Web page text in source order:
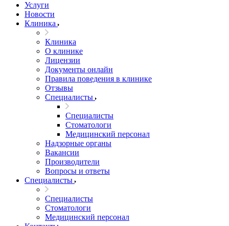
Услуги
Новости
Клиника
Клиника
О клинике
Лицензии
Документы онлайн
Правила поведения в клинике
Отзывы
Специалисты
Специалисты
Стоматологи
Медицинский персонал
Надзорные органы
Вакансии
Производители
Вопросы и ответы
Специалисты
Специалисты
Стоматологи
Медицинский персонал